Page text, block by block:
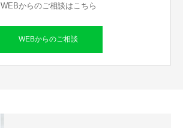
WEBからのご相談はこちら
WEBからのご相談